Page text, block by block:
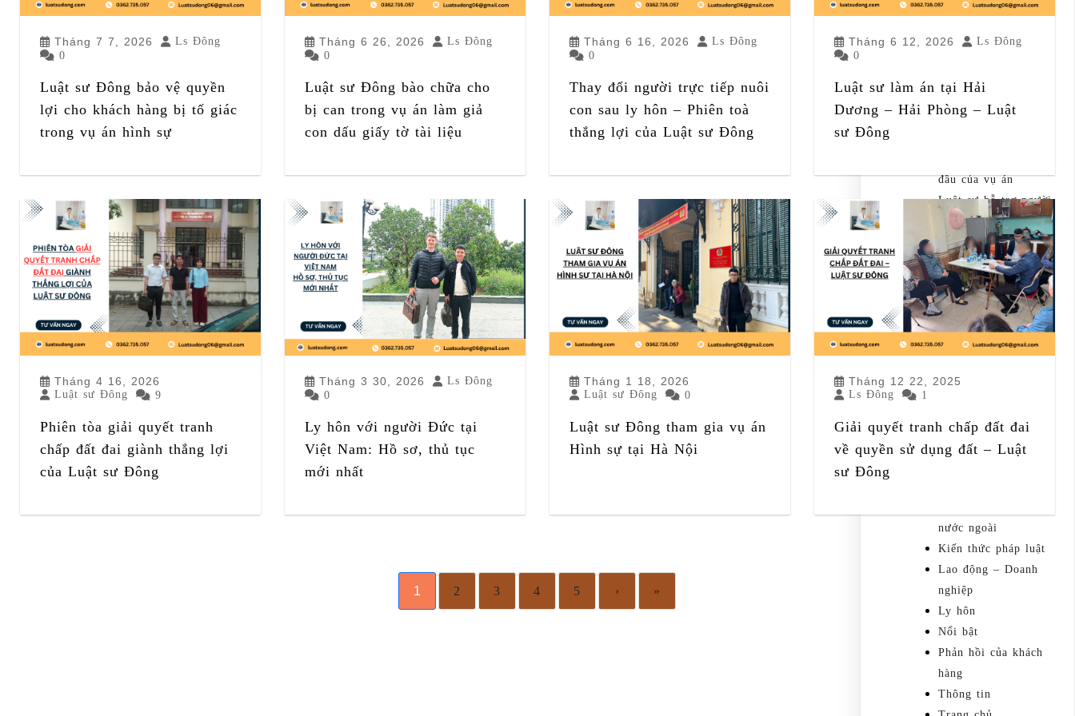
Tháng 7 7, 2026
Ls Đông
0
Luật sư Đông bảo vệ quyền
lợi cho khách hàng bị tố giác
trong vụ án hình sự
Tháng 6 26, 2026
Ls Đông
0
Luật sư Đông bào chữa cho
bị can trong vụ án làm giả
con dấu giấy tờ tài liệu
Tháng 6 16, 2026
Ls Đông
0
Thay đổi người trực tiếp nuôi
con sau ly hôn – Phiên toà
thắng lợi của Luật sư Đông
Tháng 6 12, 2026
Ls Đông
0
Luật sư làm án tại Hải
Dương – Hải Phòng – Luật
sư Đông
Tháng 4 16, 2026
Luật sư Đông 9
Phiên tòa giải quyết tranh
chấp đất đai giành thắng lợi
của Luật sư Đông
Tháng 3 30, 2026
Ls Đông
0
Ly hôn với người Đức tại
Việt Nam: Hồ sơ, thủ tục
mới nhất
Tháng 1 18, 2026
Luật sư Đông 0
Luật sư Đông tham gia vụ án
Hình sự tại Hà Nội
Tháng 12 22, 2025
Ls Đông 1
Giải quyết tranh chấp đất đai
về quyền sử dụng đất – Luật
sư Đông
1 2 3 4 5 › »
Luật sư ly hôn tại
Luật sư hình sự tại
Hưng Yên – Đồng
đầu của vụ án
Luật sư hỗ trợ người
bị tạm giữ, tạm
giam: Bảo vệ quyền
lợi ngay từ giai đoạn
đầu vụ án
Categories
Dân sự – Đất đai
Hành Chính
Hình sự
nước ngoài
Kiến thức pháp luật
Lao động – Doanh
nghiệp
Ly hôn
Nổi bật
Phản hồi của khách
hàng
Thông tin